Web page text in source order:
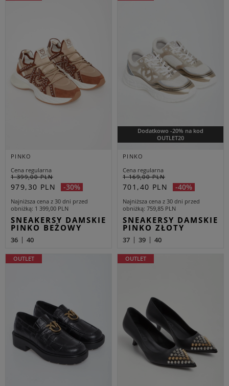
PINKO
Cena regularna
1 399,00 PLN
979,30 PLN -30%
Najniższa cena z 30 dni przed
obniżką 1 399,00 PLN
SNEAKERSY DAMSKIE
PINKO BEŻOWY
36 40
Dodatkowo -20% na kod
OUTLET20
PINKO
Cena regularna
1 169,00 PLN
701,40 PLN -40%
Najniższa cena z 30 dni przed
obniżką 759,85 PLN
SNEAKERSY DAMSKIE
PINKO ZŁOTY
37 39 40
OUTLET OUTLET